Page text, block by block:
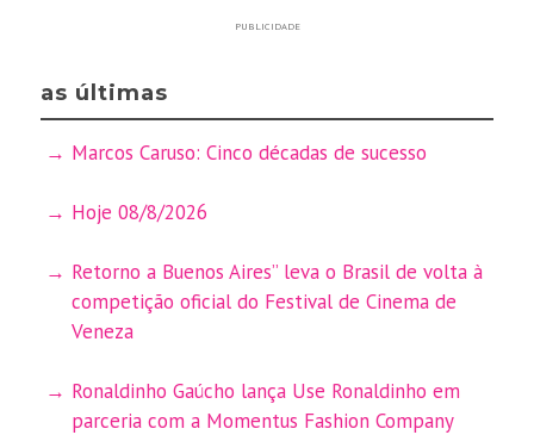
PUBLICIDADE
as últimas
Marcos Caruso: Cinco décadas de sucesso
Hoje 08/8/2026
Retorno a Buenos Aires” leva o Brasil de volta à
competição oficial do Festival de Cinema de
Veneza
Ronaldinho Gaúcho lança Use Ronaldinho em
parceria com a Momentus Fashion Company